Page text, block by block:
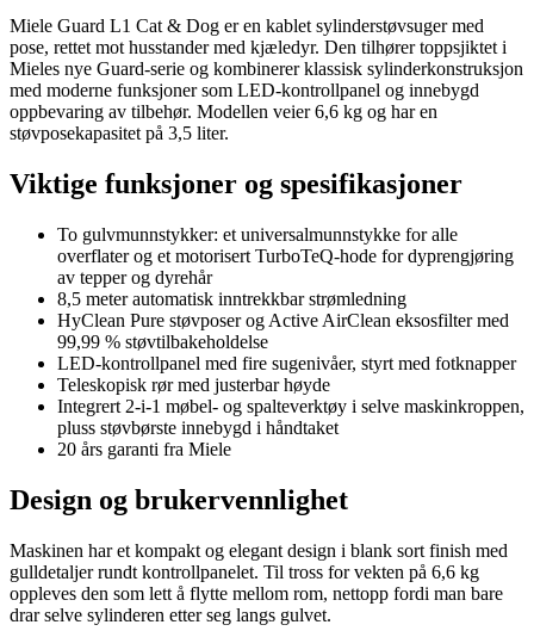
Miele Guard L1 Cat & Dog er en kablet sylinderstøvsuger med
pose, rettet mot husstander med kjæledyr. Den tilhører toppsjiktet i
Mieles nye Guard-serie og kombinerer klassisk sylinderkonstruksjon
med moderne funksjoner som LED-kontrollpanel og innebygd
oppbevaring av tilbehør. Modellen veier 6,6 kg og har en
støvposekapasitet på 3,5 liter.
Viktige funksjoner og spesifikasjoner
To gulvmunnstykker: et universalmunnstykke for alle
overflater og et motorisert TurboTeQ-hode for dyprengjøring
av tepper og dyrehår
8,5 meter automatisk inntrekkbar strømledning
HyClean Pure støvposer og Active AirClean eksosfilter med
99,99 % støvtilbakeholdelse
LED-kontrollpanel med fire sugenivåer, styrt med fotknapper
Teleskopisk rør med justerbar høyde
Integrert 2-i-1 møbel- og spalteverktøy i selve maskinkroppen,
pluss støvbørste innebygd i håndtaket
20 års garanti fra Miele
Design og brukervennlighet
Maskinen har et kompakt og elegant design i blank sort finish med
gulldetaljer rundt kontrollpanelet. Til tross for vekten på 6,6 kg
oppleves den som lett å flytte mellom rom, nettopp fordi man bare
drar selve sylinderen etter seg langs gulvet.